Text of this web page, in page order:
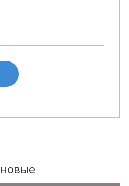
новые